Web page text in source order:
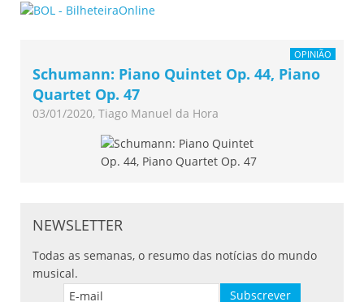
OPINIÃO
Schumann: Piano Quintet Op. 44, Piano
Quartet Op. 47
03/01/2020, Tiago Manuel da Hora
NEWSLETTER
Todas as semanas, o resumo das notícias do mundo
musical.